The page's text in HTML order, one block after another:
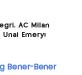
AC Milan
Emery!
Bener-Bener